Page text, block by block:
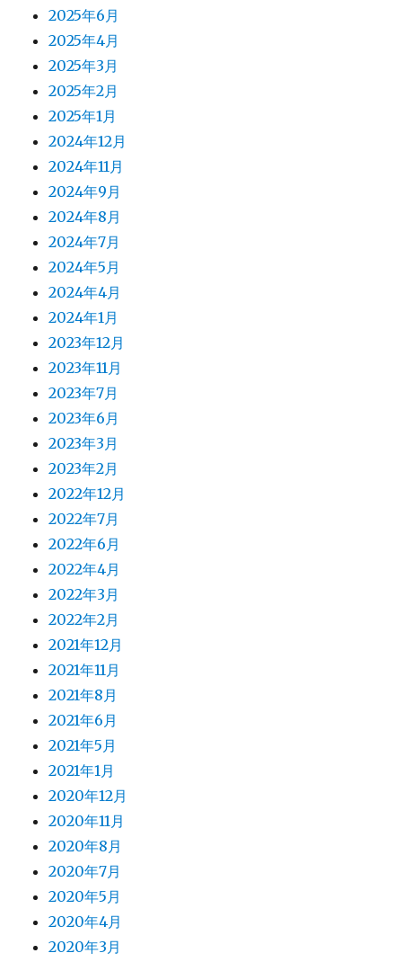
2025年6月
2025年4月
2025年3月
2025年2月
2025年1月
2024年12月
2024年11月
2024年9月
2024年8月
2024年7月
2024年5月
2024年4月
2024年1月
2023年12月
2023年11月
2023年7月
2023年6月
2023年3月
2023年2月
2022年12月
2022年7月
2022年6月
2022年4月
2022年3月
2022年2月
2021年12月
2021年11月
2021年8月
2021年6月
2021年5月
2021年1月
2020年12月
2020年11月
2020年8月
2020年7月
2020年5月
2020年4月
2020年3月